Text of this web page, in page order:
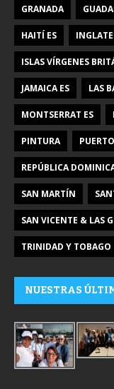
GRANADA
HAITÍ ES
ISLAS VÍRGENES
JAMAICA ES LAS
MONTSERRAT ES
PINTURA
REPÚBLICA
SAN MARTÍN
SAN VICENTE & LAS
TRINIDAD Y TOBAGO
NUESTRAS